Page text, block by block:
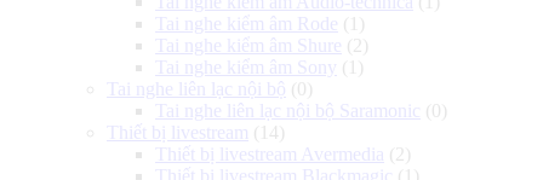
Tai nghe kiểm âm Rode (1)
Tai nghe kiểm âm Shure (2)
Tai nghe kiểm âm Sony (1)
Tai nghe liên lạc nội bộ (0)
Tai nghe liên lạc nội bộ Saramonic (0)
Thiết bị livestream (14)
Thiết bị livestream Avermedia (2)
Thiết bị livestream Blackmagic (1)